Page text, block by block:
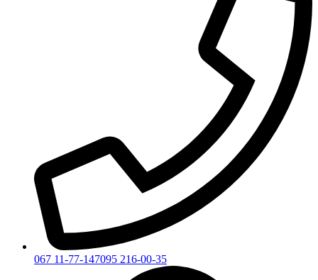
067 11-77-147095 216-00-35